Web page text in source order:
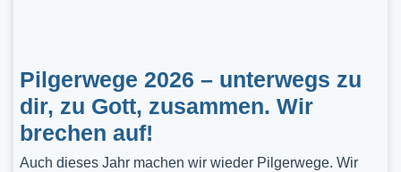
Pilgerwege 2026 – unterwegs zu
dir, zu Gott, zusammen. Wir
brechen auf!
Auch dieses Jahr machen wir wieder Pilgerwege. Wir